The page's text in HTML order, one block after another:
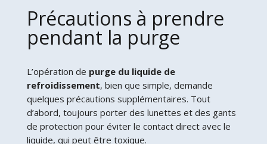
Précautions à prendre
pendant la purge
L’opération de purge du liquide de
refroidissement, bien que simple, demande
quelques précautions supplémentaires. Tout
d’abord, toujours porter des lunettes et des gants
de protection pour éviter le contact direct avec le
liquide, qui peut être toxique.